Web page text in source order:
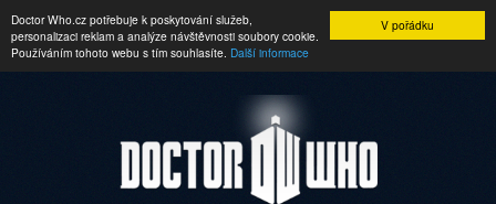
V pořádku
Doctor Who.cz potřebuje k poskytování služeb,
personalizaci reklam a analýze návštěvnosti soubory cookie.
Používáním tohoto webu s tím souhlasíte. Další informace